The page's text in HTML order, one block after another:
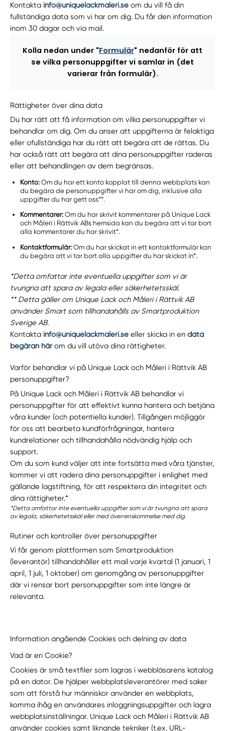
Kontakta info@uniquelackmaleri.se om du vill få din
fullständiga data som vi har om dig. Du får den information
inom 30 dagar och via mail.
Kolla nedan under "Formulär" nedanför för att
se vilka personuppgifter vi samlar in (det
varierar från formulär).
Rättigheter över dina data
Du har rätt att få information om vilka personuppgifter vi
behandlar om dig. Om du anser att uppgifterna är felaktiga
eller ofullständiga har du rätt att begära att de rättas. Du
har också rätt att begära att dina personuppgifter raderas
eller att behandlingen av dem begränsas.
Konto:Om du har ett konto kopplat till denna webbplats kan
du begära de personuppgifter vi har om dig, inklusive alla
uppgifter du har gett oss**.
Kommentarer:Om du har skrivit kommentarer på Unique Lack
och Måleri i Rättvik ABs hemsida kan du begära att vi tar bort
alla kommentarer du har skrivit*.
Kontaktformulär:Om du har skickat in ett kontaktformulär kan
du begära att vi tar bort alla uppgifter du har skickat in*.
*Detta omfattar inte eventuella uppgifter som vi är
tvungna att spara av legala eller säkerhetetsskäl.
** Detta gäller om Unique Lack och Måleri i Rättvik AB
använder Smart som tillhandahålls av Smartproduktion
Sverige AB.
Kontakta info@uniquelackmaleri.se eller skicka in endata
begäran här om du vill utöva dina rättigheter.
Varför behandlar vi på Unique Lack och Måleri i Rättvik AB
personuppgifter?
På Unique Lack och Måleri i Rättvik AB behandlar vi
personuppgifter för att effektivt kunna hantera och betjäna
våra kunder (och potentiella kunder). Tillgången möjliggör
för oss att bearbeta kundförfrågningar, hantera
kundrelationer och tillhandahålla nödvändig hjälp och
support.
Om du som kund väljer att inte fortsätta med våra tjänster,
kommer vi att radera dina personuppgifter i enlighet med
gällande lagstiftning, för att respektera din integritet och
dina rättigheter.*
*Detta omfattar inte eventuella uppgifter som vi är tvungna att spara
av legala, säkerhetetsskäl eller med överrenskommelse med dig.
Rutiner och kontroller över personuppgifter
Vi får genom plattformen som Smartproduktion
(leverantör) tillhandahåller ett mail varje kvartal (1 januari, 1
april, 1 juli, 1 oktober) om genomgång av personuppgifter
där vi rensar bort personuppgifter som inte längre är
relevanta.
Information angående Cookies och delning av data
Vad är en Cookie?
Cookies är små textfiler som lagras i webbläsarens katalog
på en dator. De hjälper webbplatsleverantörer med saker
som att förstå hur människor använder en webbplats,
komma ihåg en användares inloggningsuppgifter och lagra
webbplatsinställningar. Unique Lack och Måleri i Rättvik AB
använder cookies samt liknande tekniker (t.ex. URL-